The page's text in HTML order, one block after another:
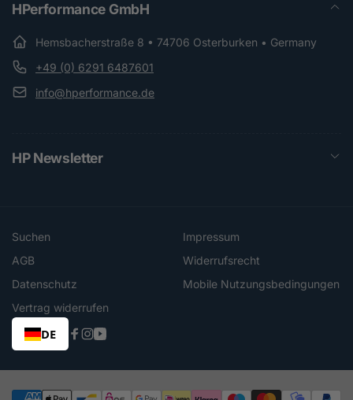
HPerformance GmbH
Hemsbacherstraße 8 • 74706 Osterburken • Germany
+49 (0) 6291 6487601
info@hperformance.de
HP Newsletter
Suchen
Impressum
AGB
Widerrufsrecht
Datenschutz
Mobile Nutzungsbedingungen
Vertrag widerrufen
DE
Facebook
Instagram
YouTube